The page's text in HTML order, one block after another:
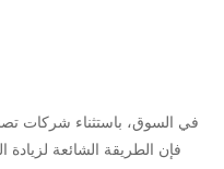
في السوق، باستثناء شركات